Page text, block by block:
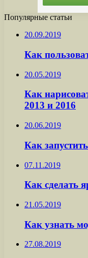
Популярные статьи
20.09.2019
Как
20.05.2019
Как
2013 и 2016
20.06.2019
Как
07.11.2019
Как сделать
21.05.2019
Как узнать
27.08.2019